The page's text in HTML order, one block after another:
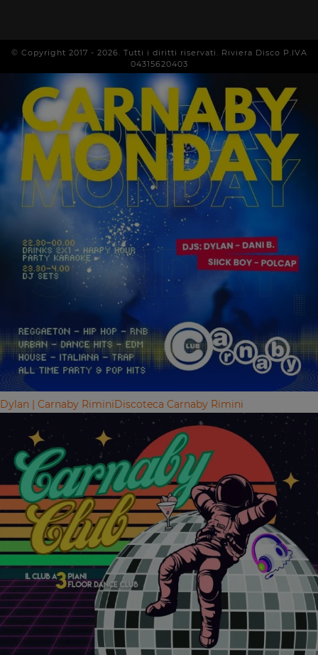
© Copyright 2017 - 2026 . Tutti i diritti riservati. Riviera Disco P.IVA
04315620403
Dylan | Carnaby RiminiDiscoteca Carnaby Rimini